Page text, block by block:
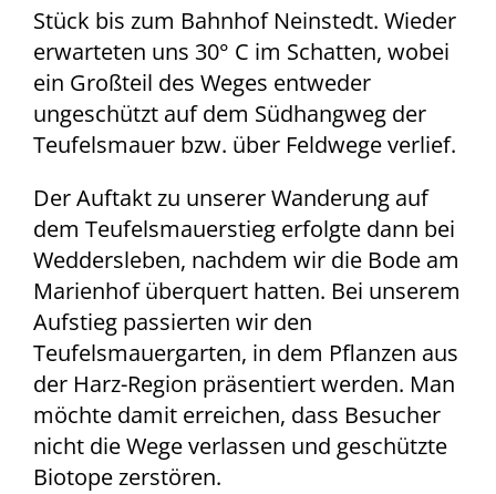
Stück bis zum Bahnhof Neinstedt. Wieder
erwarteten uns 30° C im Schatten, wobei
ein Großteil des Weges entweder
ungeschützt auf dem Südhangweg der
Teufelsmauer bzw. über Feldwege verlief.
Der Auftakt zu unserer Wanderung auf
dem Teufelsmauerstieg erfolgte dann bei
Weddersleben, nachdem wir die Bode am
Marienhof überquert hatten. Bei unserem
Aufstieg passierten wir den
Teufelsmauergarten, in dem Pflanzen aus
der Harz-Region präsentiert werden. Man
möchte damit erreichen, dass Besucher
nicht die Wege verlassen und geschützte
Biotope zerstören.